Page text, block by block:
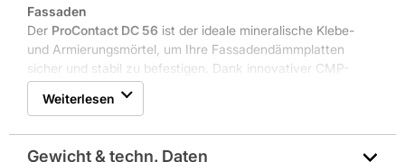
Fassaden
Der ProContact DC 56 ist der ideale mineralische Klebe-
und Armierungsmörtel, um Ihre Fassadendämmplatten
sicher und stabil zu befestigen. Dank innovativer CMP-
Technologie lässt sich dieser Mörtel nicht nur leicht
verarbeiten, sondern sorgt auch für eine besonders
Weiterlesen
Gewicht & techn. Daten